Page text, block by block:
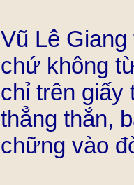
Vũ Lê
chứ không
chỉ trên
thẳng thắn,
chững vào